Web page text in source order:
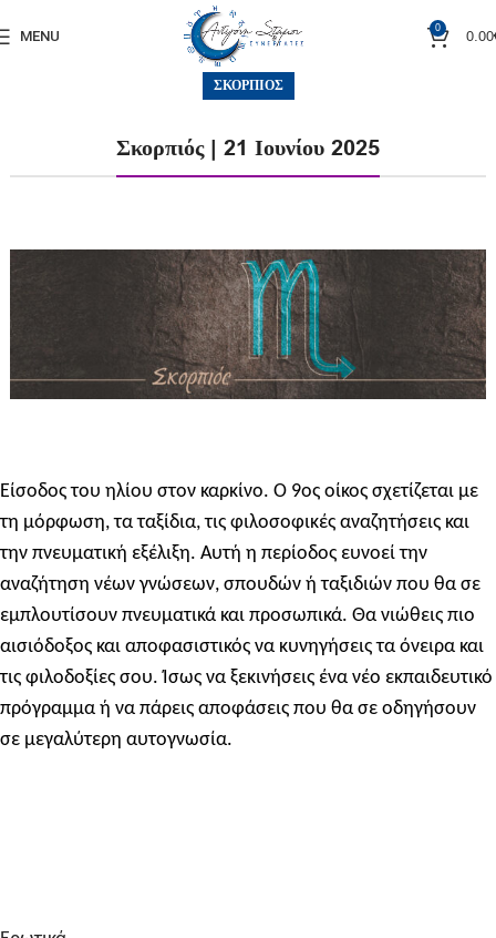
MENU
0 0.00
ΣΚΟΡΠΙΌΣ
Σκορπιός | 21 Ιουνίου 2025
Είσοδος του ηλίου στον καρκίνο. Ο 9ος οίκος σχετίζεται με
τη μόρφωση, τα ταξίδια, τις φιλοσοφικές αναζητήσεις και
την πνευματική εξέλιξη. Αυτή η περίοδος ευνοεί την
αναζήτηση νέων γνώσεων, σπουδών ή ταξιδιών που θα σε
εμπλουτίσουν πνευματικά και προσωπικά. Θα νιώθεις πιο
αισιόδοξος και αποφασιστικός να κυνηγήσεις τα όνειρα και
τις φιλοδοξίες σου. Ίσως να ξεκινήσεις ένα νέο εκπαιδευτικό
πρόγραμμα ή να πάρεις αποφάσεις που θα σε οδηγήσουν
σε μεγαλύτερη αυτογνωσία.